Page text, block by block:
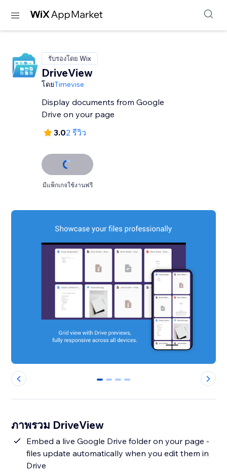
รับรองโดย Wix
DriveView
โดยTimevise
Display documents from Google
Drive on your page
3.02 รีวิว
มีแพ็กเกจใช้งานฟรี
0 1 2 3
ภาพรวม DriveView
Embed a live Google Drive folder on your page -
files update automatically when you edit them in
Drive